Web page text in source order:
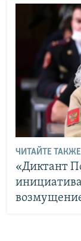
ЧИТАЙТЕ
«Диктант
инициатива